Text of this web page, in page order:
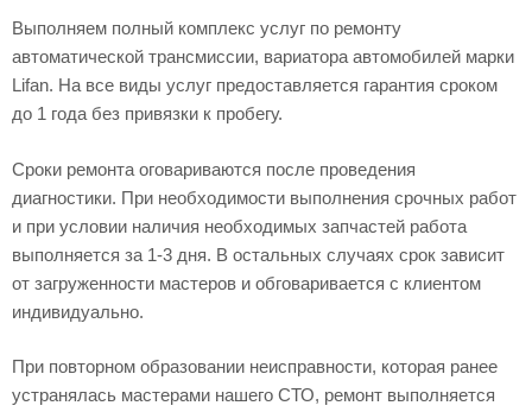
Выполняем полный комплекс услуг по ремонту
автоматической трансмиссии, вариатора автомобилей марки
Lifan. На все виды услуг предоставляется гарантия сроком
до 1 года без привязки к пробегу.
Сроки ремонта оговариваются после проведения
диагностики. При необходимости выполнения срочных работ
и при условии наличия необходимых запчастей работа
выполняется за 1-3 дня. В остальных случаях срок зависит
от загруженности мастеров и обговаривается с клиентом
индивидуально.
При повторном образовании неисправности, которая ранее
устранялась мастерами нашего СТО, ремонт выполняется